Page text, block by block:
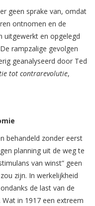
geen sprake van, omdat
ontnomen en de
uitgewerkt en opgelegd
rampzalige gevolgen
geanalyseerd door Ted
tot contrarevolutie,
behandeld zonder eerst
planning uit de weg te
van winst” geen
zijn. In werkelijkheid
de last van de
in 1917 een extreem